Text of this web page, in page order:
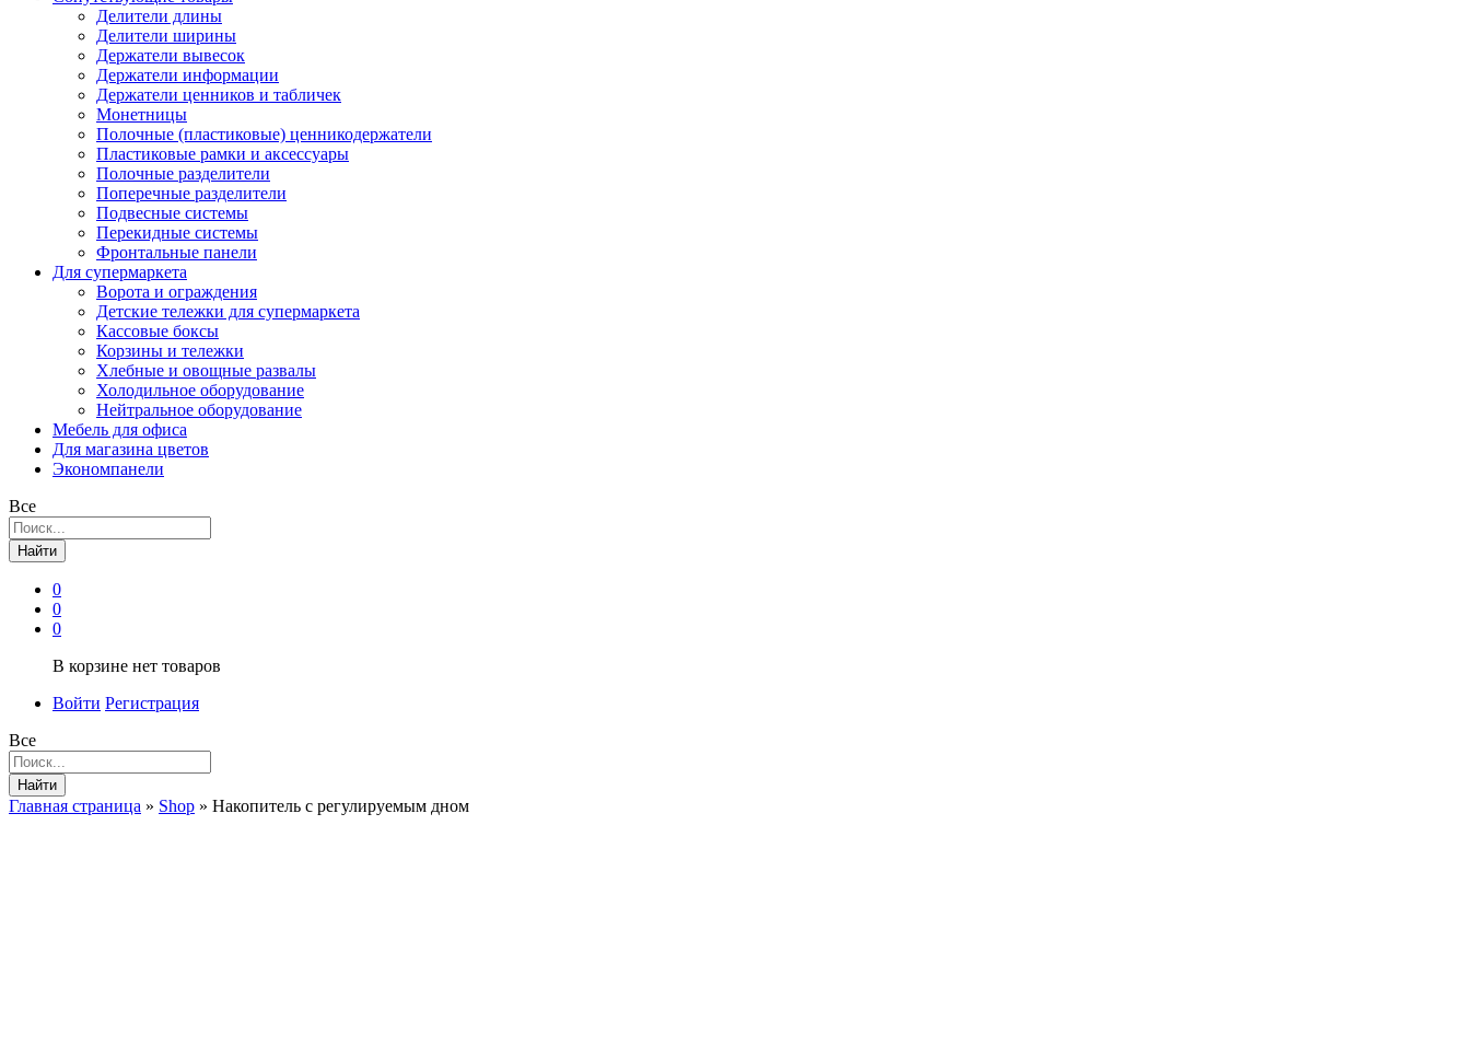
Делители длины
Делители ширины
Держатели вывесок
Держатели информации
Держатели ценников и табличек
Монетницы
Полочные (пластиковые) ценникодержатели
Пластиковые рамки и аксессуары
Полочные разделители
Поперечные разделители
Подвесные системы
Перекидные системы
Фронтальные панели
Для супермаркета
Ворота и ограждения
Детские тележки для супермаркета
Кассовые боксы
Корзины и тележки
Хлебные и овощные развалы
Холодильное оборудование
Нейтральное оборудование
Мебель для офиса
Для магазина цветов
Экономпанели
Все
Найти
0
0
0
В корзине нет товаров
Войти Регистрация
Все
Найти
Главная страница » Shop » Накопитель с регулируемым дном